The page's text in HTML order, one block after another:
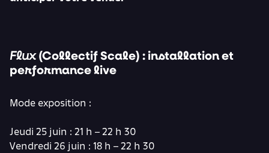
Flux(Collectif Scale) : installation et
performance live
Mode exposition :
Jeudi 25 juin : 21 h – 22 h 30
Vendredi 26 juin : 18 h – 22 h 30